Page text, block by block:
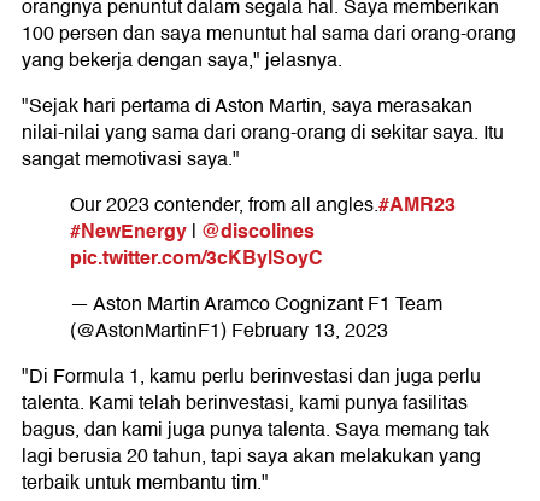
orangnya penuntut dalam segala hal. Saya memberikan
100 persen dan saya menuntut hal sama dari orang-orang
yang bekerja dengan saya," jelasnya.
"Sejak hari pertama di Aston Martin, saya merasakan
nilai-nilai yang sama dari orang-orang di sekitar saya. Itu
sangat memotivasi saya."
Our 2023 contender, from all angles.#AMR23
#NewEnergy| @discolines
pic.twitter.com/3cKBylSoyC
— Aston Martin Aramco Cognizant F1 Team
(@AstonMartinF1)February 13, 2023
"Di Formula 1, kamu perlu berinvestasi dan juga perlu
talenta. Kami telah berinvestasi, kami punya fasilitas
bagus, dan kami juga punya talenta. Saya memang tak
lagi berusia 20 tahun, tapi saya akan melakukan yang
terbaik untuk membantu tim."